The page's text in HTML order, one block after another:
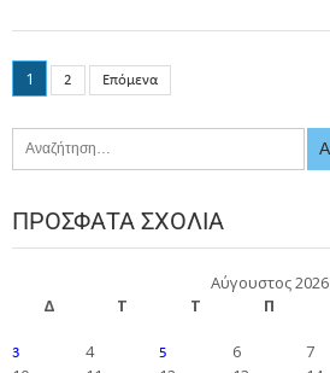
1 2 Επόμενα
ΠΡΌΣΦΑΤΑ ΣΧΌΛΙΑ
Αύγουστος 2026
Δ
Τ Τ Π
3 4 5 6 7